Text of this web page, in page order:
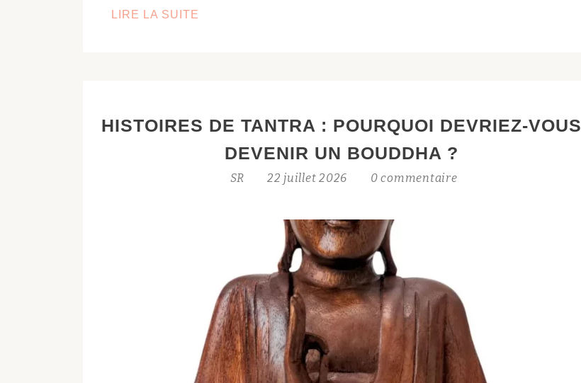
LIRE LA SUITE
LE
HISTOIRES DE TANTRA : POURQUOI DEVRIEZ-VOUS
DEVENIR UN BOUDDHA ?
SR 22 juillet 2026 0 commentaire